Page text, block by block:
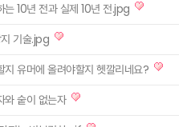
는 10년 전과 실제 10년 전.jpg
기술.jpg
지 유머에 올려야할지 헷깔리네요?
와 숱이 없는자